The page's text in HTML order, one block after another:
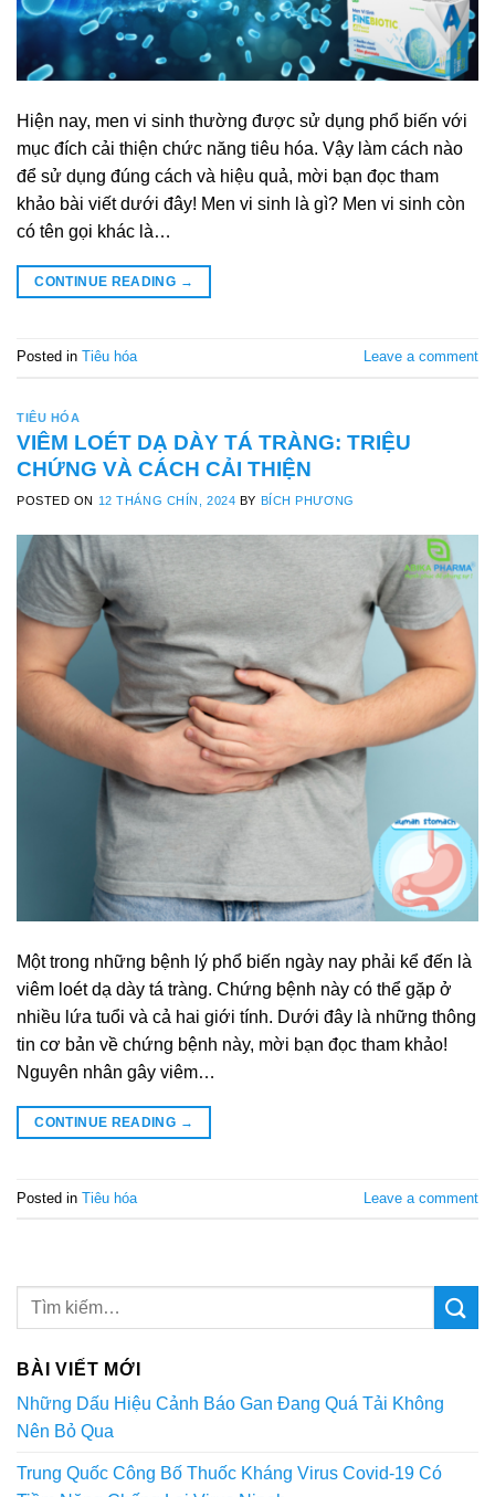
Hiện nay, men vi sinh thường được sử dụng phổ biến với
mục đích cải thiện chức năng tiêu hóa. Vậy làm cách nào
để sử dụng đúng cách và hiệu quả, mời bạn đọc tham
khảo bài viết dưới đây! Men vi sinh là gì? Men vi sinh còn
có tên gọi khác là…
CONTINUE READING →
Posted in Tiêu hóa Leave a comment
TIÊU HÓA
VIÊM LOÉT DẠ DÀY TÁ TRÀNG: TRIỆU
CHỨNG VÀ CÁCH CẢI THIỆN
POSTED ON 12 THÁNG CHÍN, 2024 BY BÍCH PHƯƠNG
Một trong những bệnh lý phổ biến ngày nay phải kể đến là
viêm loét dạ dày tá tràng. Chứng bệnh này có thể gặp ở
nhiều lứa tuổi và cả hai giới tính. Dưới đây là những thông
tin cơ bản về chứng bệnh này, mời bạn đọc tham khảo!
Nguyên nhân gây viêm…
CONTINUE READING →
Posted in Tiêu hóa Leave a comment
BÀI VIẾT MỚI
Những Dấu Hiệu Cảnh Báo Gan Đang Quá Tải Không
Nên Bỏ Qua
Trung Quốc Công Bố Thuốc Kháng Virus Covid-19 Có